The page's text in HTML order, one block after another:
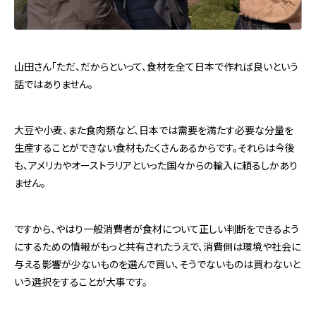
山田さん「ただ、だからといって、食材を全て日本で作れば良いという
話ではありません。
大豆や小麦、また食肉類など、日本では需要を満たす必要な分量を
生産することができない食材もたくさんあるからです。それらは今後
も、アメリカやオーストラリアといった国々からの輸入に頼るしかあり
ません。
ですから、やはり一般消費者が食材について正しい判断をできるよう
にするための情報がもっと共有されたうえで、消費側は環境や社会に
与える影響が少ないものを選んで買い、そうでないものは買わないと
いう選択をすることが大事です。